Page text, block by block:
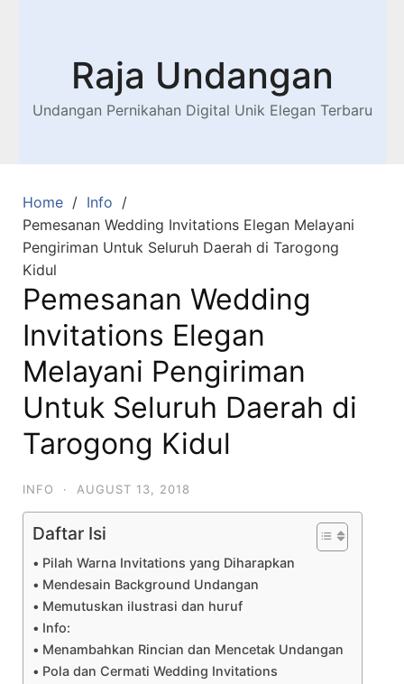
Raja Undangan
Undangan Pernikahan Digital Unik Elegan Terbaru
Home
Info
Pemesanan Wedding Invitations Elegan Melayani
Pengiriman Untuk Seluruh Daerah di Tarogong
Kidul
Pemesanan Wedding
Invitations Elegan
Melayani Pengiriman
Untuk Seluruh Daerah di
Tarogong Kidul
INFO · AUGUST 13, 2018
Daftar Isi
Pilah Warna Invitations yang Diharapkan
Mendesain Background Undangan
Memutuskan ilustrasi dan huruf
Info:
Menambahkan Rincian dan Mencetak Undangan
Pola dan Cermati Wedding Invitations